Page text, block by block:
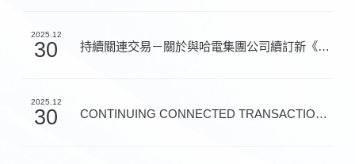
2025.12
30 持續關連交易－關於與哈電集團公司續訂新《金融服務框架...
2025.12
30 CONTINUING CONNECTED TRANSACTIONS - ANNOUNCEMENT IN R...